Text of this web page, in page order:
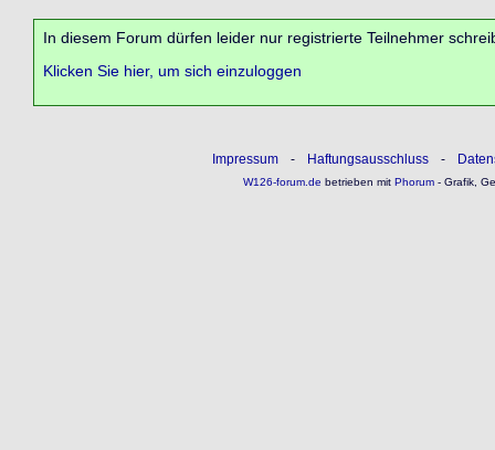
In diesem Forum dürfen leider nur registrierte Teilnehmer
Klicken Sie hier, um sich einzuloggen
Impressum - Haftungsausschluss -
W126-forum.de betrieben mitPhorum- Grafik,